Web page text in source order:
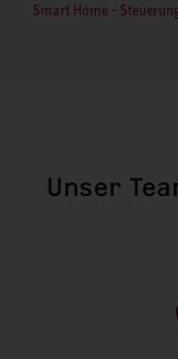
Smart Home -
Unser